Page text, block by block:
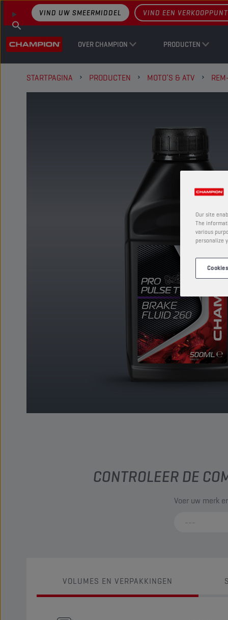
OVER CHAMPION PRODUCTEN
VIND UW SMEERMIDDEL VIND EEN VERKOOPPUNT
STARTPAGINA PRODUCTEN MOTO’S & ATV
CONTROLEER DE
Voer uw merk
VOLUMES EN VERPAKKINGEN
Our site
The
various
personalize